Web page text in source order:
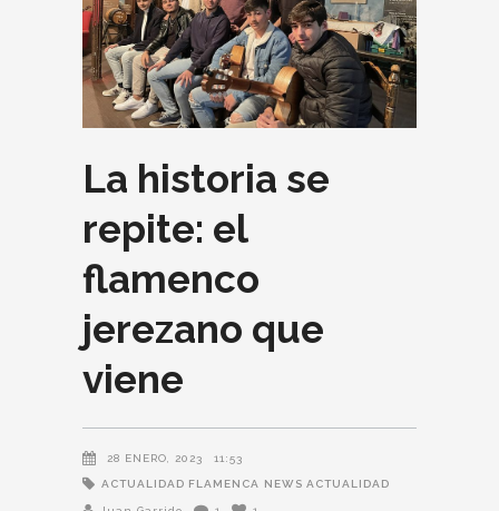
La historia se
repite: el
flamenco
jerezano que
viene
28 ENERO, 2023 11:53
ACTUALIDAD FLAMENCA NEWS ACTUALIDAD